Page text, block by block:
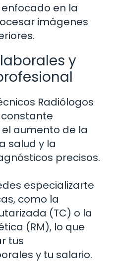
en la
imágenes
y
Radiólogos
aumento de la
salud y la
precisos.
especializarte
como la
(TC) o la
(RM), lo que
tus
y tu salario.